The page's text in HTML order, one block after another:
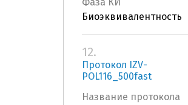
Фаза КИ
Биоэквивалентность
12.
Протокол IZV-
POL116_500fast
Название протокола